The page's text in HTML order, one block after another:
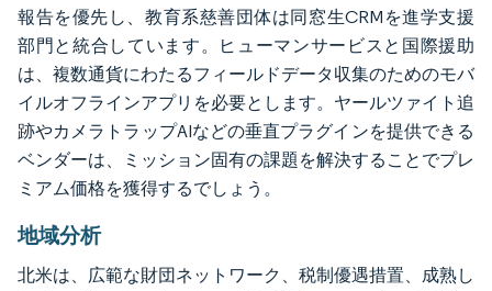
報告を優先し、教育系慈善団体は同窓生CRMを進学支援
部門と統合しています。ヒューマンサービスと国際援助
は、複数通貨にわたるフィールドデータ収集のためのモバ
イルオフラインアプリを必要とします。ヤールツァイト追
跡やカメラトラップAIなどの垂直プラグインを提供できる
ベンダーは、ミッション固有の課題を解決することでプレ
ミアム価格を獲得するでしょう。
地域分析
北米は、広範な財団ネットワーク、税制優遇措置、成熟し